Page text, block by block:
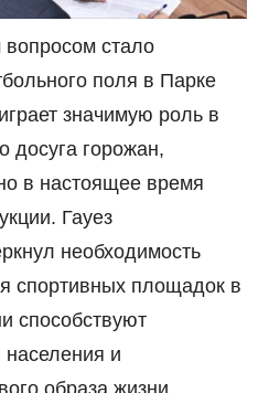
стало
поля в Парке
значимую роль в
досуга горожан,
в настоящее время
Гауез
необходимость
спортивных площадок в
способствуют
и